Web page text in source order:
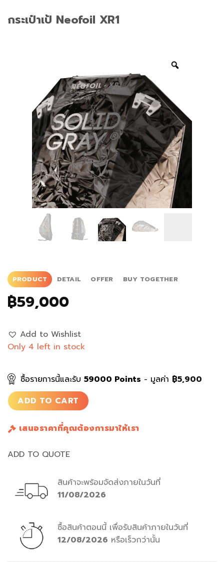
กระเป๋าเป้ Neofoil XR1
PRODUCT DETAIL OFFER BUY TOGETHER
฿59,000
Add to Wishlist
Only 4 left in stock
ซื้อรายการนี้และรับ 59000 Points - มูลค่า ฿5,900
ADD TO CART
เสนอราคาที่คุณต้องการมาให้เรา
ADD TO QUOTE
สินค้าจะพร้อมจัดส่งภายในวันที่
11/08/2026
ซื้อสินค้าตอนนี้ เพื่อรับสินค้าภายในวันที่
12/08/2026 หรือเร็วกว่านั้น